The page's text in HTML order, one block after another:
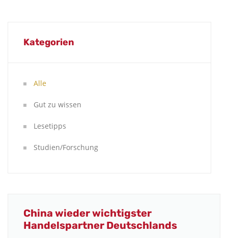
Kategorien
Alle
Gut zu wissen
Lesetipps
Studien/Forschung
China wieder wichtigster
Handelspartner Deutschlands